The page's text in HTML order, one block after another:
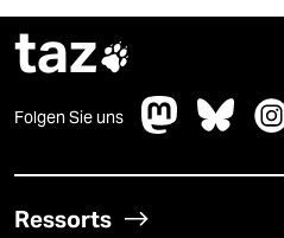
taz
Folgen Sie uns
Ressorts